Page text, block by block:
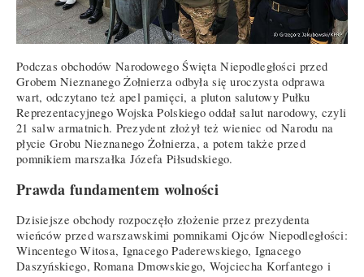
Podczas obchodów Narodowego Święta Niepodległości przed
Grobem Nieznanego Żołnierza odbyła się uroczysta odprawa
wart, odczytano też apel pamięci, a pluton salutowy Pułku
Reprezentacyjnego Wojska Polskiego oddał salut narodowy, czyli
21 salw armatnich. Prezydent złożył też wieniec od Narodu na
płycie Grobu Nieznanego Żołnierza, a potem także przed
pomnikiem marszałka Józefa Piłsudskiego.
Prawda fundamentem wolności
Dzisiejsze obchody rozpoczęło złożenie przez prezydenta
wieńców przed warszawskimi pomnikami Ojców Niepodległości:
Wincentego Witosa, Ignacego Paderewskiego, Ignacego
Daszyńskiego, Romana Dmowskiego, Wojciecha Korfantego i